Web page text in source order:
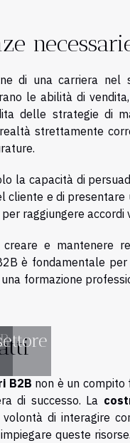
di una carriera
le abilità di
delle strategie di
strettamente
la capacità di
cliente e di
raggiungere
e mantenere
è fondamentale
formazione
B2B non è un
di successo. La
di interagire
queste